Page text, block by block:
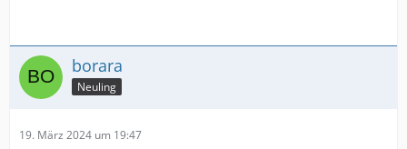
borara
Neuling
19. März 2024 um 19:47